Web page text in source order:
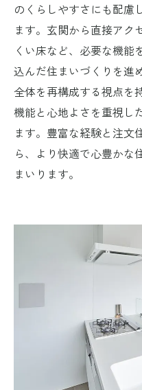
のくらしやすさにも配慮
ます。玄関から直接アク
くい床など、必要な機能
込んだ住まいづくりを進
全体を再構成する視点を
機能と心地よさを重視し
ます。豊富な経験と注文
ら、より快適で心豊かな
まいります。